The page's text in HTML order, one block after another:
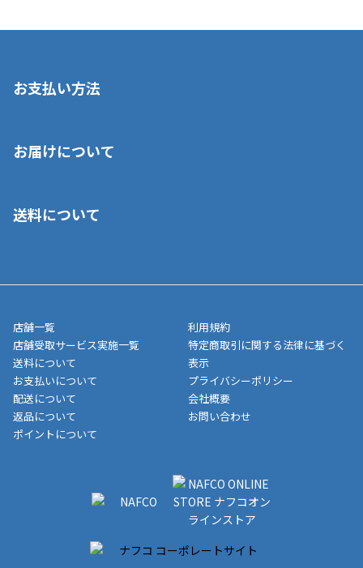
お支払い方法
いいただくことはできません。ご了承ください。
■代金引換(代引)※手数料がかかります
■商品によっては一部決済方法が使用できない場合がございま
す。
お届けについて
ご注文が確認出来次第、1～4営業日に発送いたします。「お取り
業日にてお引渡しとなります。(離島などの場合、例外もあります)
メーカー直送品など一部商品については、その他商品との購入に
制限がかかる場合がございます。また発送日についても、通常と
異なる場合がございます。対象商品の説明ページをご確認くださ
い。
■店舗受取をご選択いただいた場合
ご注文が確認出来次第、お受取される店舗在庫を使用してご準備
をさせていただきます。店舗に在庫がない場合は店舗よりお取り
いただく場合がございます。店舗準備でのお渡しとなる為、商品
のみの受け渡しとなります。（箱や納品書は付属しておりませ
ん）店舗で準備が出来次第、メールにてご連絡させていただきま
送料について
店舗一覧
店舗受取サービス実施一覧
送料について
お支払いについて
配送について
返品について
ポイントについて
利用規約
特定商取引に関する法律に基づく
表示
プライバシーポリシー
会社概要
お問い合わせ